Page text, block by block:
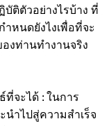
บัติตัวอย่างไรบ้าง ที่
หนดยังไงเพื่อที่จะ
งท่านทำงานจริง
ที่จะได้ : ในการ
นำไปสู่ความสำเร็จ